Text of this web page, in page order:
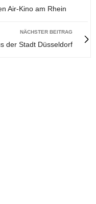
Air-Kino am Rhein
NÄCHSTER BEITRAG
der Stadt Düsseldorf